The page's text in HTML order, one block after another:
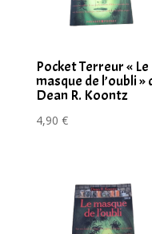
Pocket Terreur « Le
masque de l’oubli »
Dean R. Koontz
4,90 €